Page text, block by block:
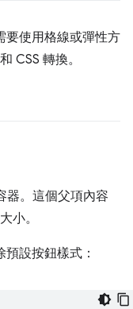
要使用格線或彈性方
CSS 轉換。
器。這個父項內容
小。
設按鈕樣式：